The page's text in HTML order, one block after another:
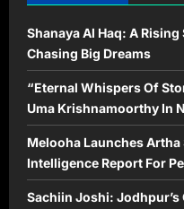
Shanaya Al Haq: A
Chasing Big Dreams
“Eternal Whispers Of
Uma Krishnamoorthy In
Melooha Launches
Intelligence Report For
Sachiin Joshi: